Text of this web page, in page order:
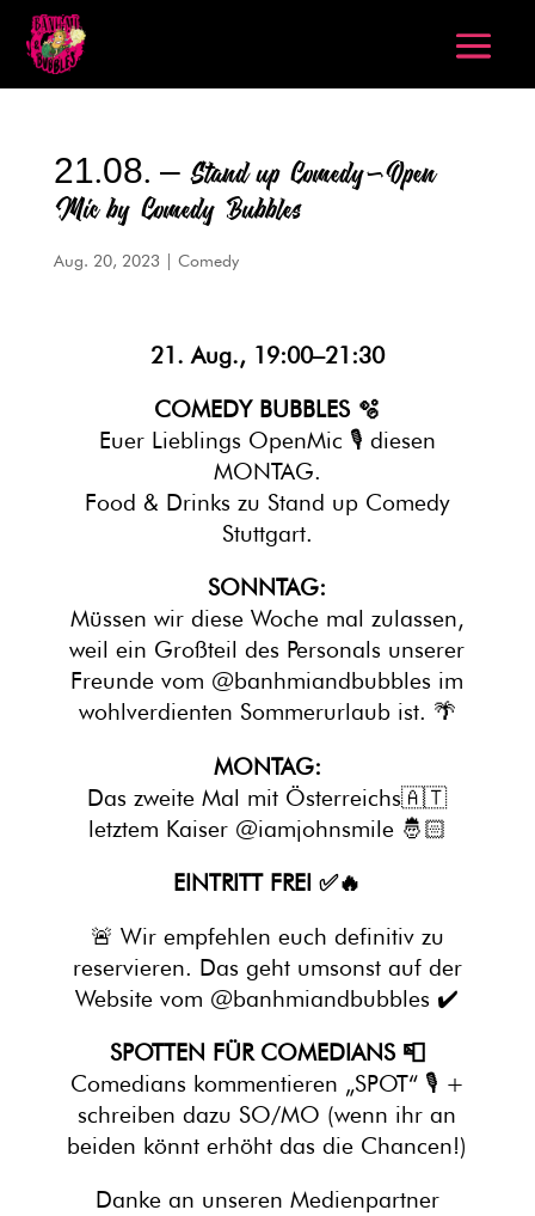
21.08. – Stand up Comedy-Open
Mic by Comedy Bubbles
Aug. 20, 2023 Comedy
21. Aug., 19:00–21:30
COMEDY BUBBLES 🫧
Euer Lieblings OpenMic 🎙️ diesen
MONTAG.
Food & Drinks zu Stand up Comedy
Stuttgart.
SONNTAG:
Müssen wir diese Woche mal zulassen,
weil ein Großteil des Personals unserer
Freunde vom @banhmiandbubbles im
wohlverdienten Sommerurlaub ist. 🌴
MONTAG:
Das zweite Mal mit Österreichs🇦🇹
letztem Kaiser @iamjohnsmile 🤴🏻
EINTRITT FREI ✅🔥
🚨 Wir empfehlen euch definitiv zu
reservieren. Das geht umsonst auf der
Website vom @banhmiandbubbles ✔️
SPOTTEN FÜR COMEDIANS 📮
Comedians kommentieren „SPOT“ 🎙 +
schreiben dazu SO/MO (wenn ihr an
beiden könnt erhöht das die Chancen!)
Danke an unseren Medienpartner